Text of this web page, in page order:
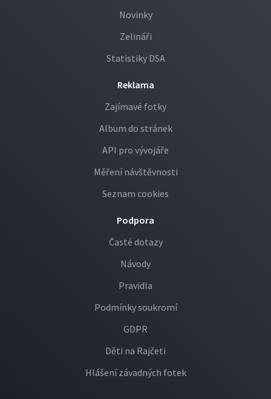
Novinky
Zelináři
Statistiky DSA
Reklama
Zajímavé fotky
Album do stránek
API pro vývojáře
Měření návštěvnosti
Seznam cookies
Podpora
Časté dotazy
Návody
Pravidla
Podmínky soukromí
GDPR
Děti na Rajčeti
Hlášení závadných fotek